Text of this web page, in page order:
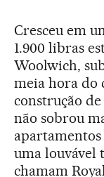
Cresceu em
1.900 libras
Woolwich,
meia hora do
construção
não sobrou
uma louvável
chamam